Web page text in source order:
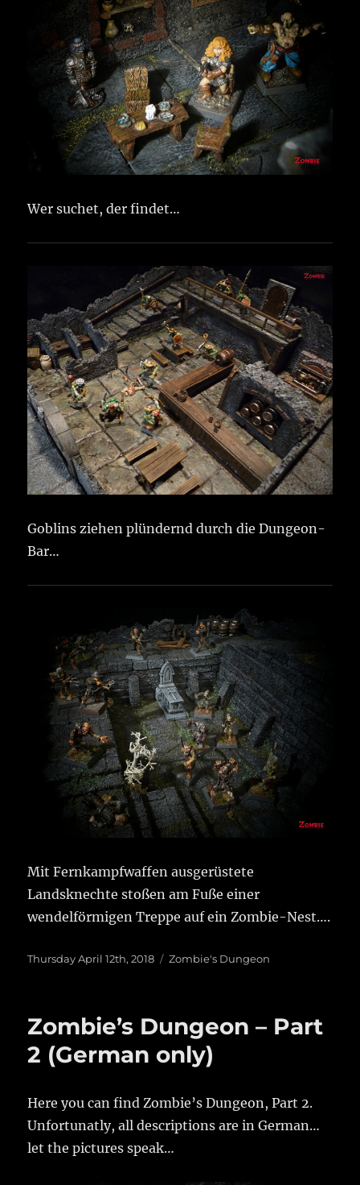
Wer suchet, der findet…
Goblins ziehen plündernd durch die Dungeon-
Bar…
Mit Fernkampfwaffen ausgerüstete
Landsknechte stoßen am Fuße einer
wendelförmigen Treppe auf ein Zombie-Nest….
Posted
Thursday April 12th, 2018 Categories
Zombie's Dungeon
Zombie’s Dungeon – Part
2 (German only)
Here you can find Zombie’s Dungeon, Part 2.
Unfortunatly, all descriptions are in German…
let the pictures speak…